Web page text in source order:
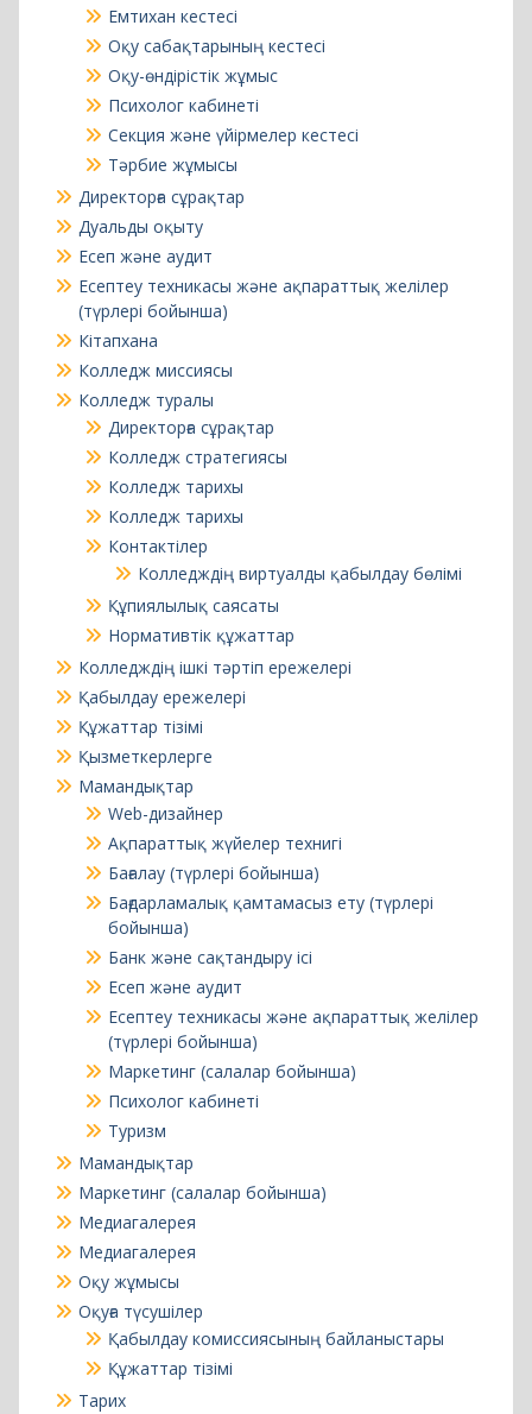
Емтихан кестесі
Оқу сабақтарының кестесі
Оқу-өндірістік жұмыс
Психолог кабинеті
Секция және үйірмелер кестесі
Тәрбие жұмысы
Директорға сұрақтар
Дуальды оқыту
Есеп және аудит
Есептеу техникасы және ақпараттық желілер
(түрлері бойынша)
Кітапхана
Колледж миссиясы
Колледж туралы
Директорға сұрақтар
Колледж стратегиясы
Колледж тарихы
Колледж тарихы
Контактілер
Колледждің виртуалды қабылдау бөлімі
Құпиялылық саясаты
Нормативтік құжаттар
Колледждің ішкі тәртіп ережелері
Қабылдау ережелері
Құжаттар тізімі
Қызметкерлерге
Мамандықтар
Web-дизайнер
Ақпараттық жүйелер технигі
Бағалау (түрлері бойынша)
Бағдарламалық қамтамасыз ету (түрлері
бойынша)
Банк және сақтандыру ісі
Есеп және аудит
Есептеу техникасы және ақпараттық желілер
(түрлері бойынша)
Маркетинг (салалар бойынша)
Психолог кабинеті
Туризм
Мамандықтар
Маркетинг (салалар бойынша)
Медиагалерея
Медиагалерея
Оқу жұмысы
Оқуға түсушілер
Қабылдау комиссиясының байланыстары
Құжаттар тізімі
Тарих